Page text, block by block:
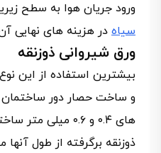
ورود جریان هوا به سطح
سیاه در هزینه های نهایی
ورق شیروانی ذوزنقه
بیشترین استفاده از این
و ساخت حصار دور ساختمان
های ۰.۴ و ۰.۶
ذوزنقه برگرفته از طول